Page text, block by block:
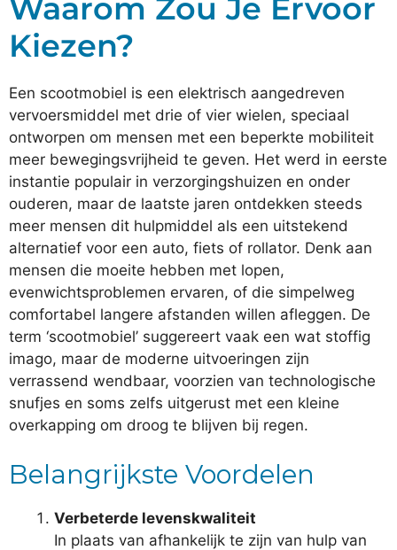
Waarom Zou Je Ervoor
Kiezen?
Een scootmobiel is een elektrisch aangedreven
vervoersmiddel met drie of vier wielen, speciaal
ontworpen om mensen met een beperkte mobiliteit
meer bewegingsvrijheid te geven. Het werd in eerste
instantie populair in verzorgingshuizen en onder
ouderen, maar de laatste jaren ontdekken steeds
meer mensen dit hulpmiddel als een uitstekend
alternatief voor een auto, fiets of rollator. Denk aan
mensen die moeite hebben met lopen,
evenwichtsproblemen ervaren, of die simpelweg
comfortabel langere afstanden willen afleggen. De
term ‘scootmobiel’ suggereert vaak een wat stoffig
imago, maar de moderne uitvoeringen zijn
verrassend wendbaar, voorzien van technologische
snufjes en soms zelfs uitgerust met een kleine
overkapping om droog te blijven bij regen.
Belangrijkste Voordelen
Verbeterde levenskwaliteit
In plaats van afhankelijk te zijn van hulp van